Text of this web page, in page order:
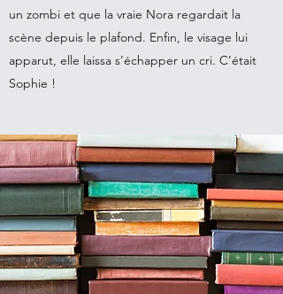
un zombi et que la vraie Nora regardait la
scène depuis le plafond. Enfin, le visage lui
apparut, elle laissa s’échapper un cri. C’était
Sophie !